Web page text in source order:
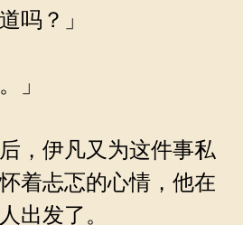
吗？」
」
，伊凡又为这件事私
着忐忑的心情，他在
出发了。